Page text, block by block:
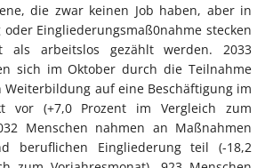
die zwar keinen Job haben, aber in
Eingliederungsmaß0nahme stecken
als arbeitslos gezählt werden. 2033
sich im Oktober durch die Teilnahme
auf eine Beschäftigung im
vor (+7,0 Prozent im Vergleich zum
Menschen nahmen an Maßnahmen
beruflichen Eingliederung teil (-18,2